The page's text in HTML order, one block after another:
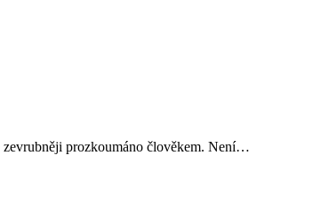
zevrubněji prozkoumáno člověkem. Není…